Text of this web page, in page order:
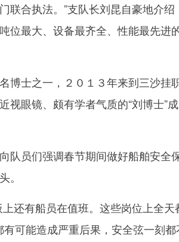
联合执法。”支队长刘昆自豪地介
位最大、设备最齐全、性能最先进
士之一，２０１３年来到三沙挂
眼镜、颇有学者气质的“刘博士”成
员们强调春节期间做好船舶安全
。
还有船员在值班。这些岗位上全天
可能造成严重后果，安全弦一刻都